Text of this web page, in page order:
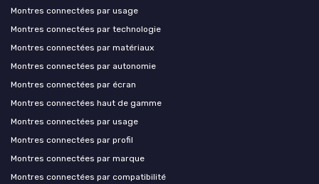
Montres connectées par usage
Montres connectées par technologie
Montres connectées par matériaux
Montres connectées par autonomie
Montres connectées par écran
Montres connectées haut de gamme
Montres connectées par usage
Montres connectées par profil
Montres connectées par marque
Montres connectées par compatibilité